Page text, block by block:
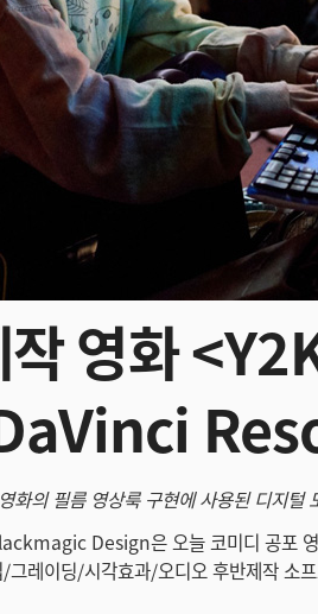
영화
화의 필름 영상룩 구현에 사용된 디지털
Design은 오늘 코미디 공포
레이딩/시각효과/오디오 후반제작 소